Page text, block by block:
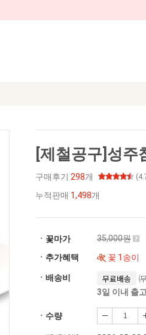
[제철공구]성
구매후기 298개
누적판매 1,498개
ㆍ꽃마가 35,000원
ㆍ추가혜택 꽃 1송이
ㆍ배송비 무료배송 (
3일 이내 출고
ㆍ수량